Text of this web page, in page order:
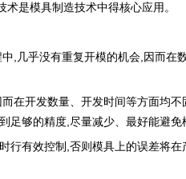
是模具制造技术中得核心应用。
,几乎没有重复开模的机会,因而
在开发数量、开发时间等方面均
够的精度,尽量减少、最好能避免
有效控制,否则模具上的误差将